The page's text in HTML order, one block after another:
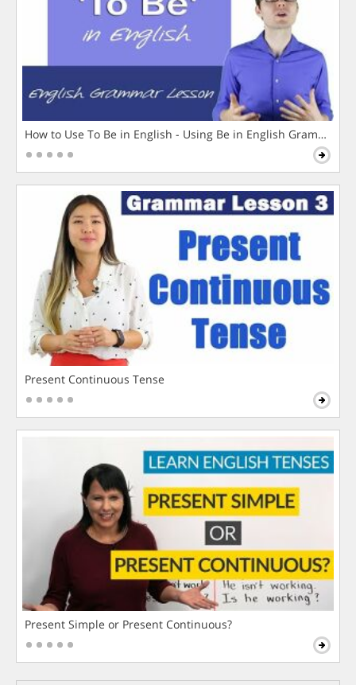
How to Use To Be in English - Using Be in English Grammar
Present Continuous Tense
Present Simple or Present Continuous?